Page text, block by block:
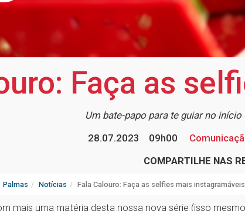
Faça as
Um bate-papo para te guiar no
28.07.2023
09h00
COMPARTILHE NAS
Palmas Notícias Fala Calouro: Faça as selfies mais instagramáveis
mais uma matéria desta nossa nova série (isso